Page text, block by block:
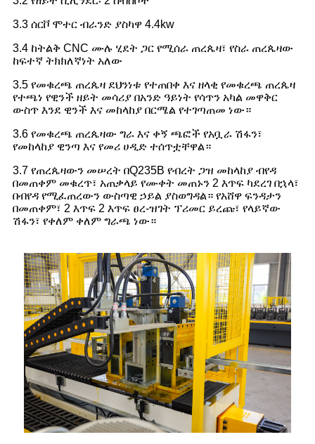
3.3 ሰርቮ ሞተር ብራንድ ያስካዋ 4.4kw
3.4 ከትልቅ CNC ሙሉ ሂደት ጋር የሚሰራ ጠረጴዛ፣ የስራ ጠረጴዛው
ከፍተኛ ትክክለኛነት አለው
3.5 የመቁረጫ ጠረጴዛ ደህንነቱ የተጠበቀ እና ዘላቂ የመቁረጫ ጠረጴዛ
የተጫነ የዊንች ዘይት መሳሪያ በአንድ ዓይነት የሳጥን አካል መዋቅር
ውስጥ እንደ ዊንች እና መከላከያ በርሜል የተገጣጠመ ነው።
3.6 የመቁረጫ ጠረጴዛው ግራ እና ቀኝ ጫፎች የአቧራ ሽፋን፣
የመከላከያ ዊንጣ እና የመሪ ሀዲድ ተሰጥቷቸዋል።
3.7 የጠረጴዛውን መሠረት በQ235B የብረት ጋዝ መከላከያ ብየዳ
በመጠቀም መቁረጥ፣ አጠቃላይ የሙቀት መጠኑን 2 እጥፍ ካደረገ በኋላ፣
በብየዳ የሚፈጠረውን ውስጣዊ ኃይል ያስወግዳል። የአሸዋ ፍንዳታን
በመጠቀም፣ 2 እጥፍ 2 እጥፍ ፀረ-ዝገት ፕሪመር ይረጩ፣ የላይኛው
ሽፋን፣ የቀለም ቀለም ግራጫ ነው።